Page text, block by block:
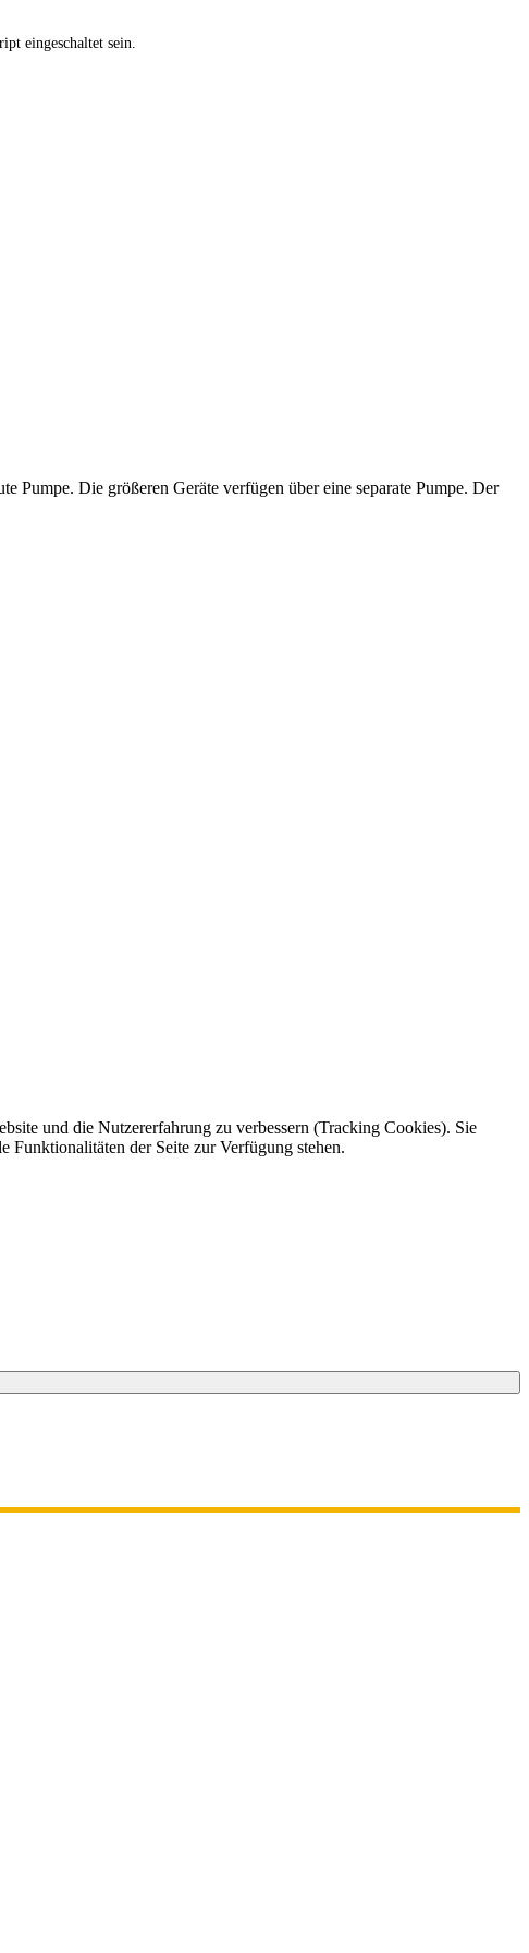
eingeschaltet sein.
Die größeren Geräte verfügen über eine separate Pumpe. Der
und die Nutzererfahrung zu verbessern (Tracking Cookies). Sie
Funktionalitäten der Seite zur Verfügung stehen.